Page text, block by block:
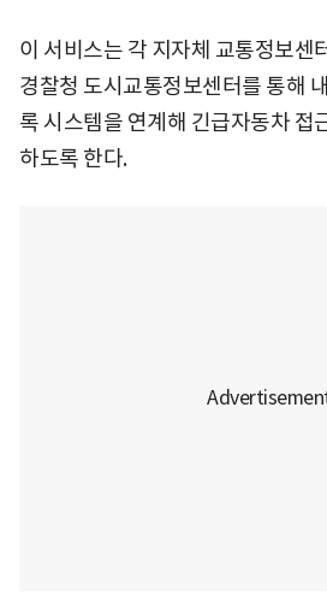
이 서비스는 각 지자체 교통정보센
경찰청 도시교통정보센터를 통해
록 시스템을 연계해 긴급자동차 접
하도록 한다.